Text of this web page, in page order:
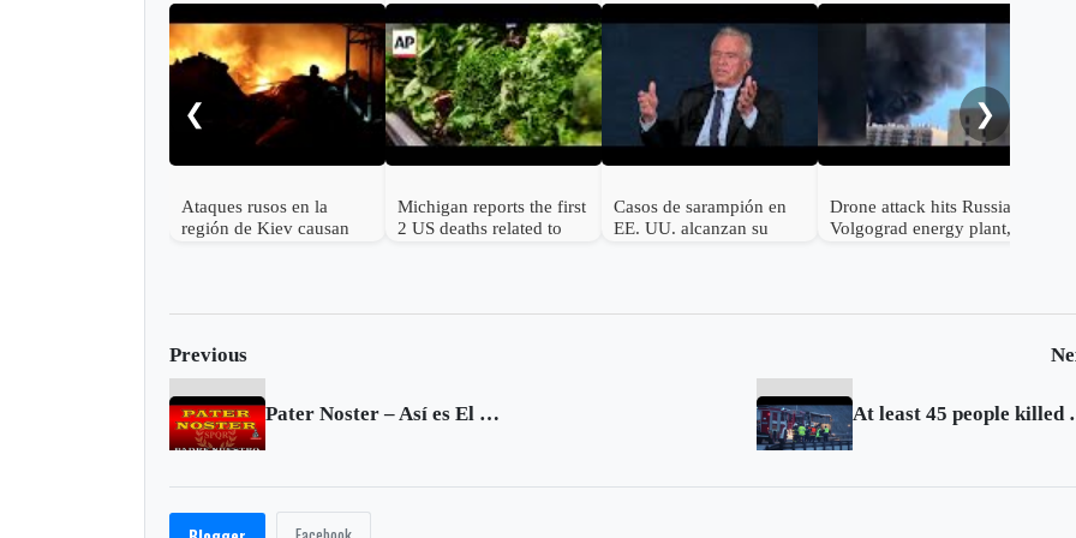
❮
Ataques rusos en la
región de Kiev causan
Michigan reports the first
2 US deaths related to
Casos de sarampión en
EE. UU. alcanzan su
Drone attack hits Russia's
Volgograd energy plant,
❯
Previous
Pater Noster – Así es El Padre Nuestro en latín At least